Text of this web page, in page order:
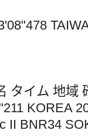
タイム 地域
KOREA
II BNR34